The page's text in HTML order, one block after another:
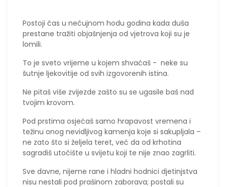
​Postoji čas u nečujnom hodu godina kada duša
prestane tražiti objašnjenja od vjetrova koji su je
lomili.
To je sveto vrijeme u kojem shvaćaš - neke su
šutnje ljekovitije od svih izgovorenih istina.
Ne pitaš više zvijezde zašto su se ugasile baš nad
tvojim krovom.
Pod prstima osjećaš samo hrapavost vremena i
težinu onog nevidljivog kamenja koje si sakupljala –
ne zato što si željela teret, već da od krhotina
sagradiš utočište u svijetu koji te nije znao zagrliti.
​Sve davne, nijeme rane i hladni hodnici djetinjstva
nisu nestali pod prašinom zaborava; postali su